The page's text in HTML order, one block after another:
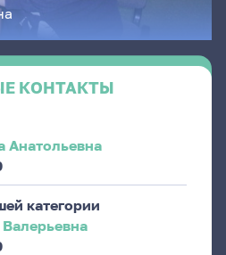
КОНТАКТЫ
Анатольевна
категории